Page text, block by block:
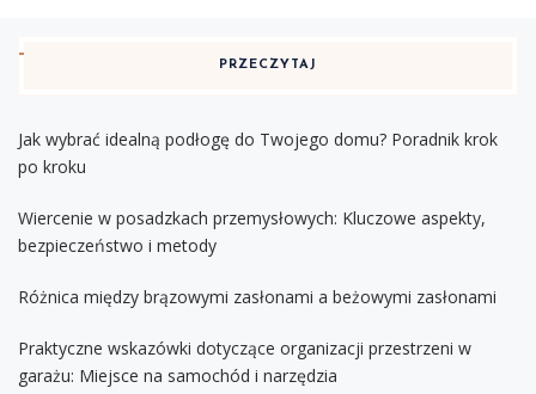
PRZECZYTAJ
Jak wybrać idealną podłogę do Twojego domu? Poradnik krok
po kroku
Wiercenie w posadzkach przemysłowych: Kluczowe aspekty,
bezpieczeństwo i metody
Różnica między brązowymi zasłonami a beżowymi zasłonami
Praktyczne wskazówki dotyczące organizacji przestrzeni w
garażu: Miejsce na samochód i narzędzia